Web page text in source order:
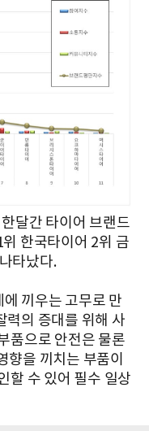
달간 타이어 브랜드
한국타이어 2위 금
타났다.
끼우는 고무로 만
력의 증대를 위해 사
품으로 안전은 물론
향을 끼치는 부품이
할 수 있어 필수 일상